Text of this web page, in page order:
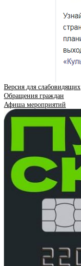
Версия для слабовидящих
Обращения граждан
Афиша мероприятий